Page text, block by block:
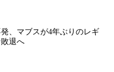
、マブスが4年ぶりのレギ
退へ